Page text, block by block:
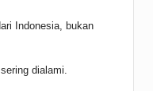
Indonesia, bukan
dialami.